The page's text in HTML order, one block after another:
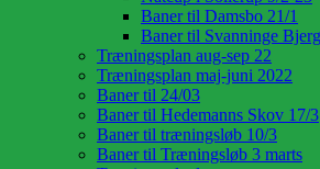
Baner til Damsbo 21/1
Baner til Svanninge
Træningsplan aug-sep 22
Træningsplan maj-juni 2022
Baner til 24/03
Baner til Hedemanns Skov 17/3
Baner til træningsløb 10/3
Baner til Træningsløb 3 marts